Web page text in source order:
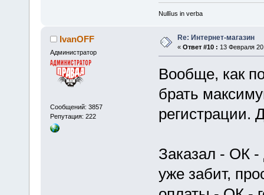
Nullīus in verba
IvanOFF
Администратор
Сообщений: 3857
Репутация: 222
Re: Интернет-магазин
« Ответ #10 : 13 Февраля
Вообще, как
брать
регистрации.
Заказал - ОК -
уже забит,